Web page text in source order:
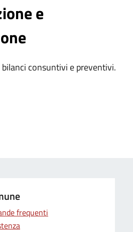
e
consuntivi e preventivi.
frequenti